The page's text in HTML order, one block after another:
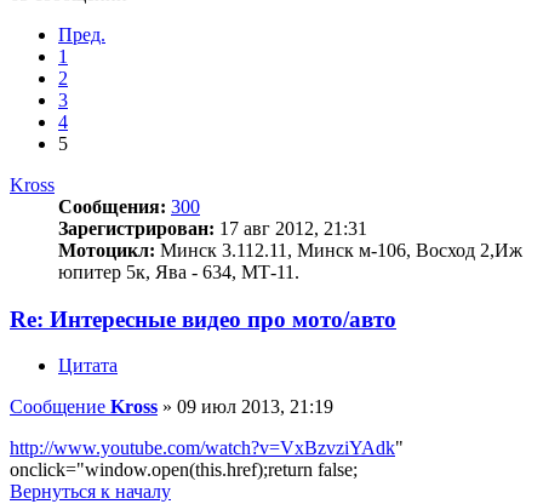
Пред.
1
2
3
4
5
Kross
Сообщения: 300
Зарегистрирован: 17 авг 2012, 21:31
Мотоцикл: Минск 3.112.11, Минск м-106, Восход 2,Иж
юпитер 5к, Ява - 634, МТ-11.
Re: Интересные видео про мото/авто
Цитата
Сообщение Kross » 09 июл 2013, 21:19
http://www.youtube.com/watch?v=VxBzvziYAdk"
onclick="window.open(this.href);return false;
Вернуться к началу